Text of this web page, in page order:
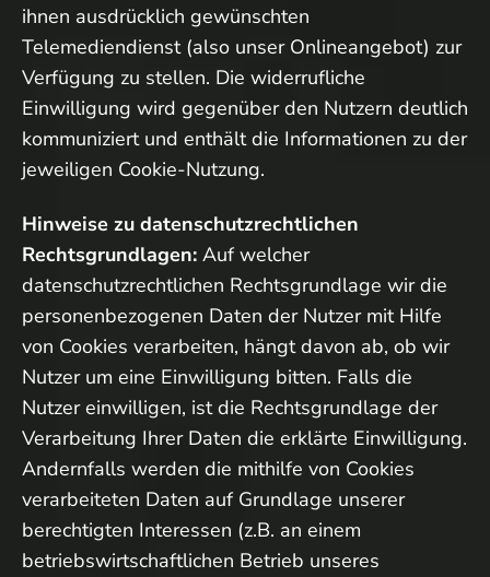
ihnen ausdrücklich gewünschten
Telemediendienst (also unser Onlineangebot) zur
Verfügung zu stellen. Die widerrufliche
Einwilligung wird gegenüber den Nutzern deutlich
kommuniziert und enthält die Informationen zu der
jeweiligen Cookie-Nutzung.
Hinweise zu datenschutzrechtlichen
Rechtsgrundlagen: Auf welcher
datenschutzrechtlichen Rechtsgrundlage wir die
personenbezogenen Daten der Nutzer mit Hilfe
von Cookies verarbeiten, hängt davon ab, ob wir
Nutzer um eine Einwilligung bitten. Falls die
Nutzer einwilligen, ist die Rechtsgrundlage der
Verarbeitung Ihrer Daten die erklärte Einwilligung.
Andernfalls werden die mithilfe von Cookies
verarbeiteten Daten auf Grundlage unserer
berechtigten Interessen (z.B. an einem
betriebswirtschaftlichen Betrieb unseres